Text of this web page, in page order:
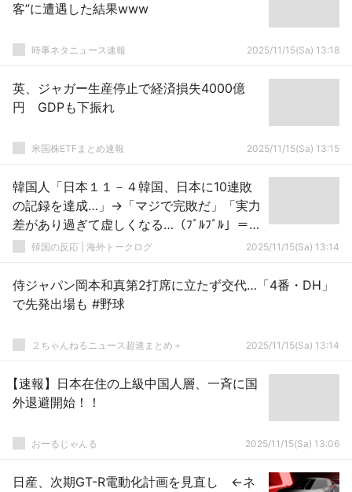
客”に遭遇した結果www
時事ネタニュース速報 2025/11/15(Sa) 13:18
英、ジャガー生産停止で経済損失4000億
円 GDPも下振れ
米国株ETFまとめ速報 2025/11/15(Sa) 13:15
韓国人「日本１１－４韓国、日本に10連敗
の記録を達成…」→「マジで完敗だ」「実力
差があり過ぎて虚しくなる…（ﾌﾞﾙﾌﾞﾙ」＝韓
国の反応
韓国の反応 | 海外トークログ 2025/11/15(Sa) 13:14
侍ジャパン岡本和真第2打席に立たず交代…「4番・DH」
で先発出場も #野球
２ちゃんねるニュース超速まとめ＋ 2025/11/15(Sa) 13:14
【速報】日本在住の上級中国人層、一斉に国
外退避開始！！
おーるじゃんる 2025/11/15(Sa) 13:06
日産、次期GT-R電動化計画を見直し ←ネ